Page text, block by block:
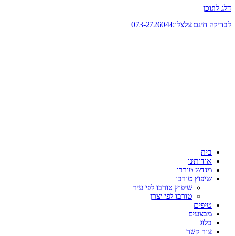
דלג לתוכן
לבדיקה חינם צלצלו:073-2726044
בית
אודותינו
מגדש טורבו
שיפוץ טורבו
שיפוץ טורבו לפי עיר
טורבו לפי יצרן
טיפים
מבצעים
בלוג
צור קשר